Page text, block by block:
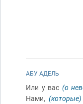
АБУ АДЕЛЬ
Или у вас (о
Нами,(которые)